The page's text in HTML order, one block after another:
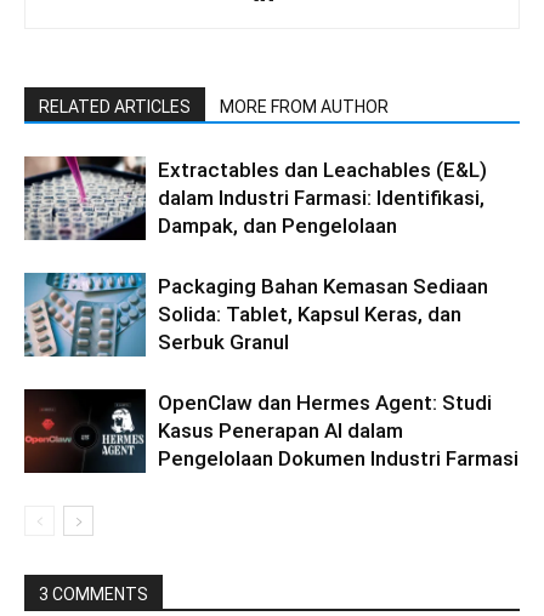
RELATED ARTICLES MORE FROM AUTHOR
Extractables dan Leachables (E&L)
dalam Industri Farmasi: Identifikasi,
Dampak, dan Pengelolaan
Packaging Bahan Kemasan Sediaan
Solida: Tablet, Kapsul Keras, dan
Serbuk Granul
OpenClaw dan Hermes Agent: Studi
Kasus Penerapan AI dalam
Pengelolaan Dokumen Industri Farmasi
3 COMMENTS